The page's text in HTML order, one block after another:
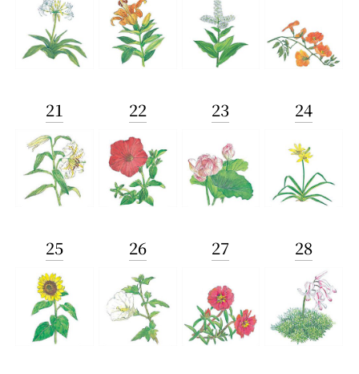
21 22 23 24
25 26 27 28